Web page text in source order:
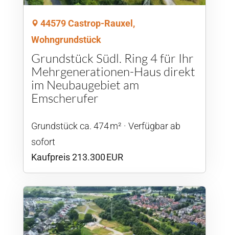
44579 Castrop-Rauxel,
Wohngrundstück
Grundstück Südl. Ring 4 für Ihr
Mehrgenerationen-Haus direkt
im Neubaugebiet am
Emscherufer
Grund­stück ca. 474 m²
Verfügbar ab
sofort
Kaufpreis 213.300 EUR